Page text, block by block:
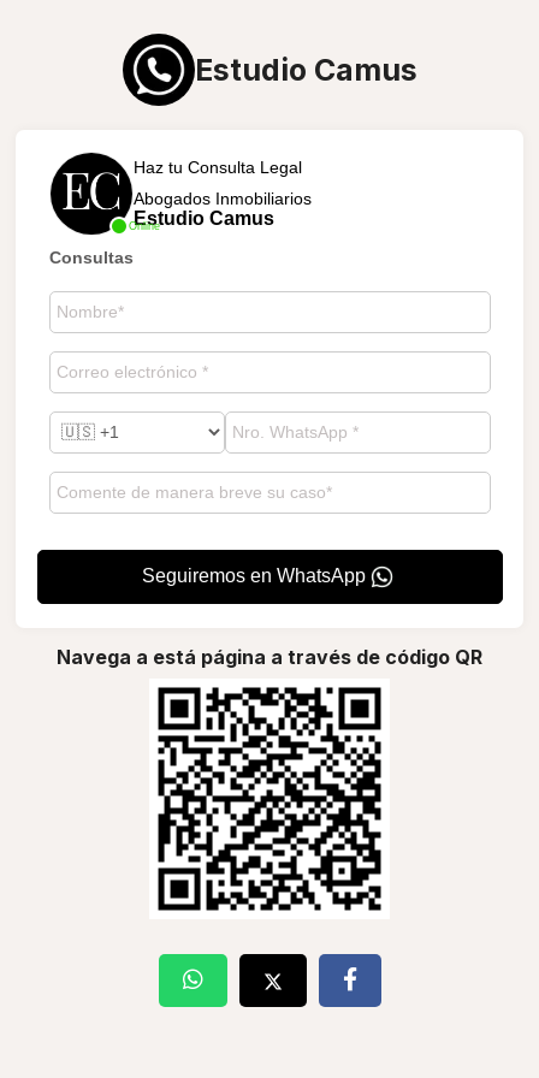
Estudio Camus
Online
Haz tu Consulta Legal
Abogados Inmobiliarios
Estudio Camus
Consultas
Seguiremos en WhatsApp
Navega a está página a través de código QR